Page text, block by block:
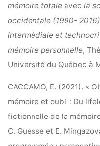
mémoire totaleavecla
occidentale (1990-
intermédiale et
mémoire personnelle,
Université du Québec à
CACCAMO, E. (2021). «
mémoire et oubli : Du
fictionnelle de la
C. Guesse et E.